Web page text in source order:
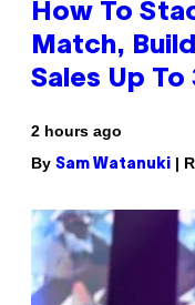
How To
Match,
Sales Up To
2 hours ago
By Sam Watanuki |